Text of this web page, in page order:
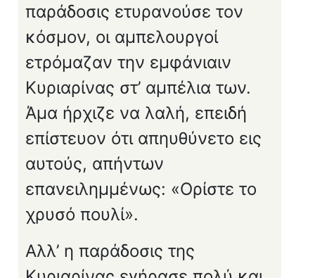
παράδοσις ετυρανούσε τον
κόσμον, οι αμπελουργοί
ετρόμαζαν την εμφάνιαιν
Κυριαρίνας στ’ αμπέλια των.
Άμα ήρχιζε να λαλή, επειδή
επίστευον ότι απηυθύνετο εις
αυτούς, απήντων
επανειλημμένως: «Ορίστε το
χρυσό πουλί».
Αλλ’ η παράδοσις της